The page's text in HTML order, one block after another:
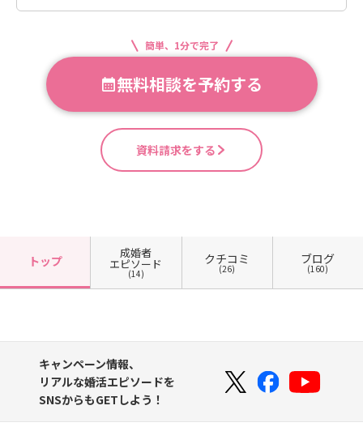
簡単、1分で完了
無料相談を予約する
資料請求をする
トップ
成婚者
エピソード
(14)
クチコミ
(26)
ブログ
(160)
キャンペーン情報、
リアルな婚活エピソードを
SNSからもGETしよう！